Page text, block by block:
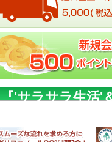
『'サラサラ生活'